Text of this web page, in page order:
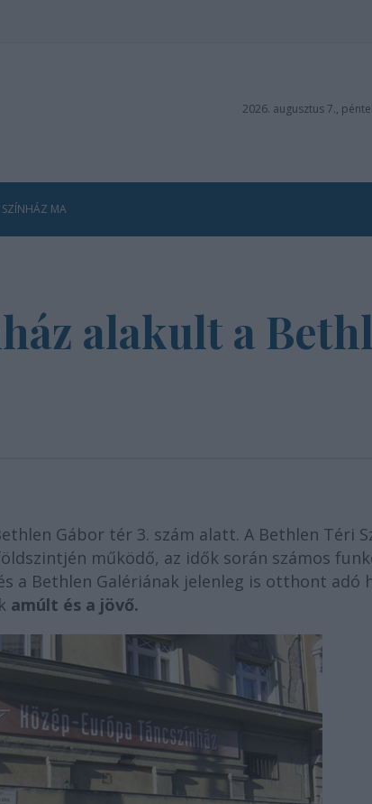
2026. augusztus 7.,
SZÍNHÁZ MA
alakult a
Gábor tér 3. szám alatt. A Bethlen Téri
működő, az idők során számos
a Bethlen Galériának jelenleg is otthont adó
amúlt és a jövő.